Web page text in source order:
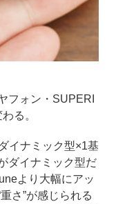
フォン・SUPERI
る。
イナミック型×1基
ダイナミック型だ
より大幅にアッ
さ”が感じられる